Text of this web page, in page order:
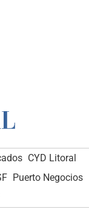
CYD Litoral
Puerto Negocios